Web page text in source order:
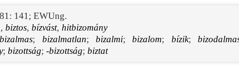
141; EWUng.
, biztos, bízvást, hitbizomány
bizalmas; bizalmatlan;bizalmi;bizalom; bízik;
; bizottság; -bizottság; biztat